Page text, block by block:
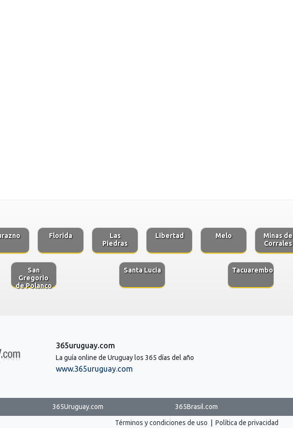
Florida
Las
Piedras
Libertad Melo
Minas de
Corrales
San
Gregorio
de Polanco
Santa Lucia Tacuarembo
365uruguay.com
La guía online de Uruguay los 365 días del año
www.365uruguay.com
365Uruguay.com 365Brasil.com
Términos y condiciones de uso Política de privacidad